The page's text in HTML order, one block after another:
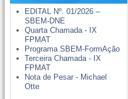
EDITAL Nº. 01/2026 –
SBEM-DNE
Quarta Chamada - IX
FPMAT
Programa SBEM-FormAção
Terceira Chamada - IX
FPMAT
Nota de Pesar - Michael
Otte